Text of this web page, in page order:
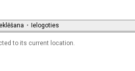
• Ielogoties
to its current location.